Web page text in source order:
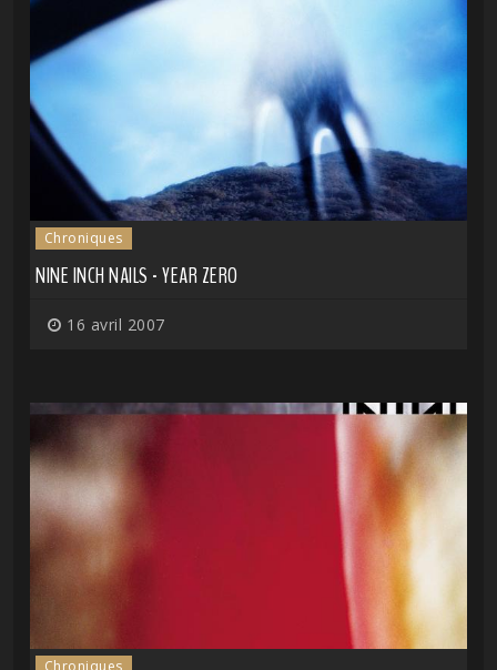
Chroniques
NINE INCH NAILS - YEAR ZERO
16 avril 2007
Chroniques